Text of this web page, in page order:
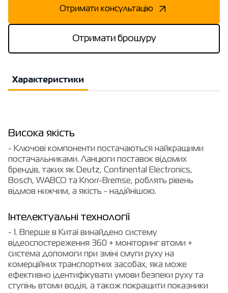
Отримати консультацію
Отримати брошуру
Характеристики
Висока якість
- Ключові компоненти постачаються найкращими
постачальниками. Ланцюги поставок відомих
брендів, таких як Deutz, Continental Electronics,
Bosch, WABCO та Knorr-Bremse, роблять рівень
відмов нижчим, а якість - надійнішою.
Інтелектуальні технології
- 1. Вперше в Китаї винайдено систему
відеоспостереження 360 + моніторинг втоми +
система допомоги при зміні смуги руху на
комерційних транспортних засобах, яка може
ефективно ідентифікувати умови безпеки руху та
ступінь втоми водія, а також покращити показники